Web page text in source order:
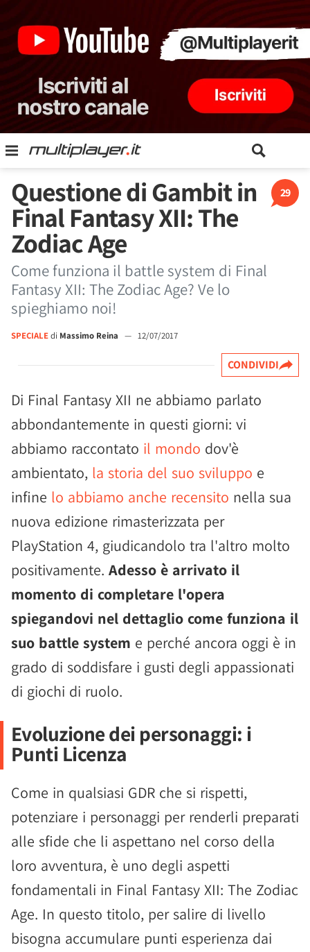
29
Questione di Gambit in
Final Fantasy XII: The
Zodiac Age
Come funziona il battle system di Final
Fantasy XII: The Zodiac Age? Ve lo
spieghiamo noi!
SPECIALEdi Massimo Reina — 12/07/2017
CONDIVIDI
Di Final Fantasy XII ne abbiamo parlato
abbondantemente in questi giorni: vi
abbiamo raccontato il mondo dov'è
ambientato, la storia del suo sviluppo e
infine lo abbiamo anche recensito nella sua
nuova edizione rimasterizzata per
PlayStation 4, giudicandolo tra l'altro molto
positivamente. Adesso è arrivato il
momento di completare l'opera
spiegandovi nel dettaglio come funziona il
suo battle system e perché ancora oggi è in
grado di soddisfare i gusti degli appassionati
di giochi di ruolo.
Evoluzione dei personaggi: i
Punti Licenza
Come in qualsiasi GDR che si rispetti,
potenziare i personaggi per renderli preparati
alle sfide che li aspettano nel corso della
loro avventura, è uno degli aspetti
fondamentali in Final Fantasy XII: The Zodiac
Age. In questo titolo, per salire di livello
bisogna accumulare punti esperienza dai